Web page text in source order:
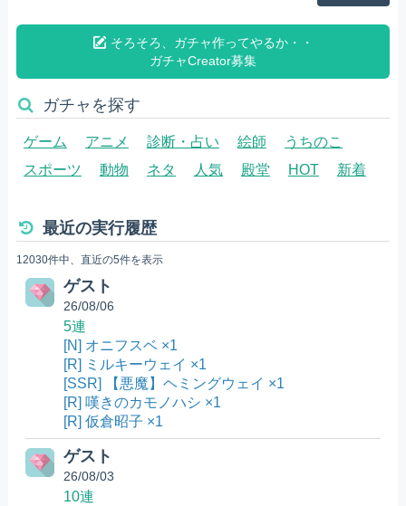
そろそろ、ガチャ作ってやるか・・
ガチャCreator募集
ガチャを探す
ゲーム アニメ 診断・占い 絵師
うちのこ
スポーツ
動物 ネタ 人気 殿堂 HOT 新着
最近の実行履歴
12030件中、直近の5件を表示
ゲスト
26/08/06
5連
[N] オニフスベ ×1
[R] ミルキーウェイ ×1
[SSR] 【悪魔】ヘミングウェイ ×1
[R] 嘆きのカモノハシ ×1
[R] 仮倉昭子 ×1
ゲスト
26/08/03
10連